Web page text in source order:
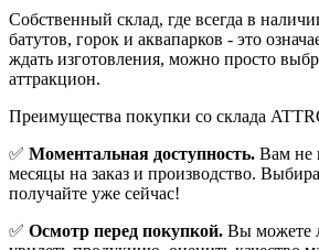
Cобственный склад, где всегда в
батутов, горок и аквапарков - это
ждать изготовления, можно просто
аттракцион.
Преимущества покупки со склада
✅ Моментальная доступность. Вам не
месяцы на заказ и производство.
получайте уже сейчас!
✅ Осмотр перед покупкой. Вы можете